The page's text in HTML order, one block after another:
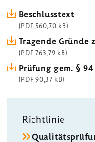
Beschluss­text
(PDF 560,70 kB)
Tragende Gründe
(PDF 763,79 kB)
Prüfung gem. § 94
(PDF 90,37 kB)
Richt­linie